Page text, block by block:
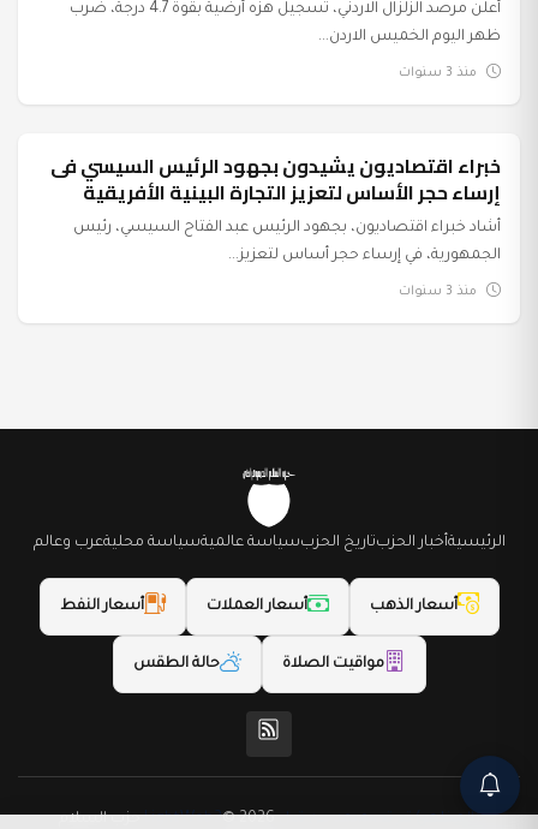
أعلن مرصد الزلزال الاردني، تسجيل هزه أرضية بقوة 4.7 درجة، ضرب
ظهر اليوم الخميس الاردن...
منذ 3 سنوات
السياسة
خبراء اقتصاديون يشيدون بجهود الرئيس السيسي فى
إرساء حجر الأساس لتعزيز التجارة البينية الأفريقية
أشاد خبراء اقتصاديون، بجهود الرئيس عبد الفتاح السيسي، رئيس
الجمهورية، في إرساء حجر أساس لتعزيز...
منذ 3 سنوات
الرئيسيةأخبار الحزبتاريخ الحزبسياسة عالميةسياسة محليةعرب وعالم
أسعار الذهب أسعار العملات أسعار النفط
مواقيت الصلاة حالة الطقس
(المظهر) تم تصميمه من قِبل LightWeb2 © 2026 حزب السلام